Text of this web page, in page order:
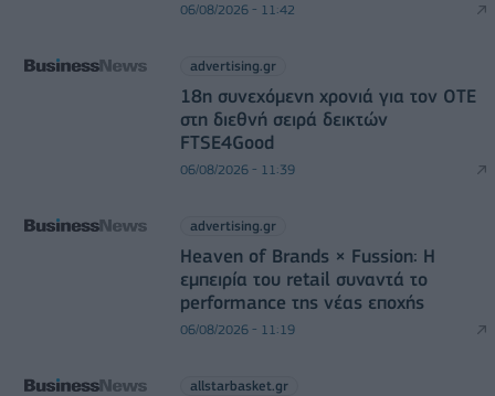
06/08/2026 - 11:42
advertising.gr
18η συνεχόμενη χρονιά για τον ΟΤΕ
στη διεθνή σειρά δεικτών
FTSE4Good
06/08/2026 - 11:39
advertising.gr
Heaven of Brands × Fussion: Η
εμπειρία του retail συναντά το
performance της νέας εποχής
06/08/2026 - 11:19
allstarbasket.gr